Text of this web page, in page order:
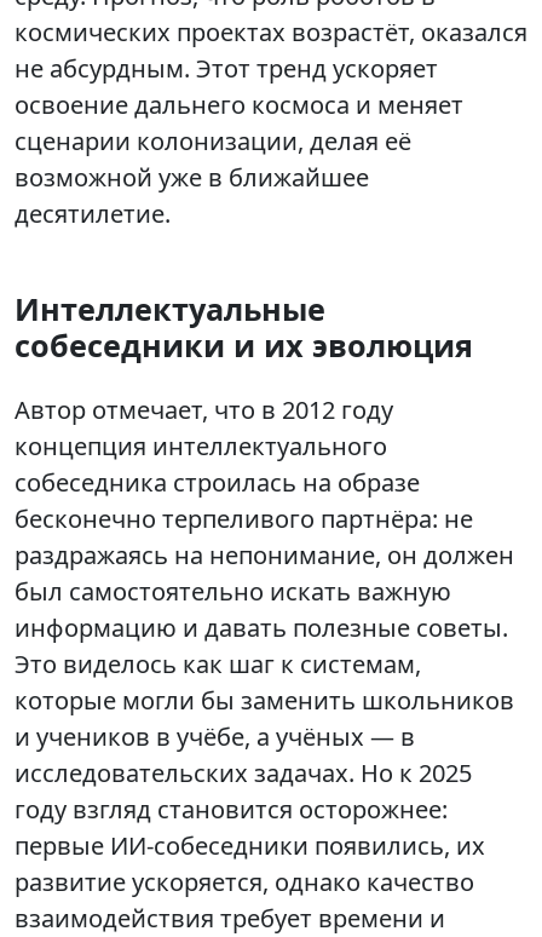
космических проектах возрастёт, оказался
не абсурдным. Этот тренд ускоряет
освоение дальнего космоса и меняет
сценарии колонизации, делая её
возможной уже в ближайшее
десятилетие.
Интеллектуальные
собеседники и их эволюция
Автор отмечает, что в 2012 году
концепция интеллектуального
собеседника строилась на образе
бесконечно терпеливого партнёра: не
раздражаясь на непонимание, он должен
был самостоятельно искать важную
информацию и давать полезные советы.
Это виделось как шаг к системам,
которые могли бы заменить школьников
и учеников в учёбе, а учёных — в
исследовательских задачах. Но к 2025
году взгляд становится осторожнее:
первые ИИ-собеседники появились, их
развитие ускоряется, однако качество
взаимодействия требует времени и